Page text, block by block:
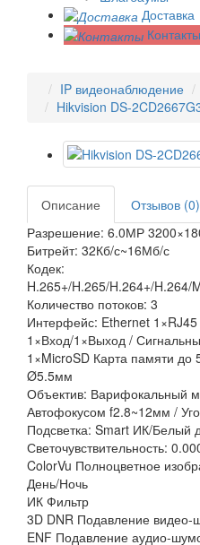
Доставка
Контакты
IP видеонаблюдение
Hikvision DS-
Описание
Отзывов (0)
Разрешение: 6.0МР
Битрейт: 32Кб/с~16Мб/с
Кодек:
H.265+/H.265/H.264+/H.264/
Количество потоков: 3
Интерфейс: Ethernet
1×Вход/1×Выход /
1×MicroSD Карта памяти до
Ø5.5мм
Объектив: Варифокальный
Автофокусом f2.8~12мм /
Подсветка: Smart ИК/Белый
Светочувствительность:
ColorVu Полноцветное
День/Ночь
ИК Фильтр
3D DNR Подавление видео-
ENF Подавление аудио-